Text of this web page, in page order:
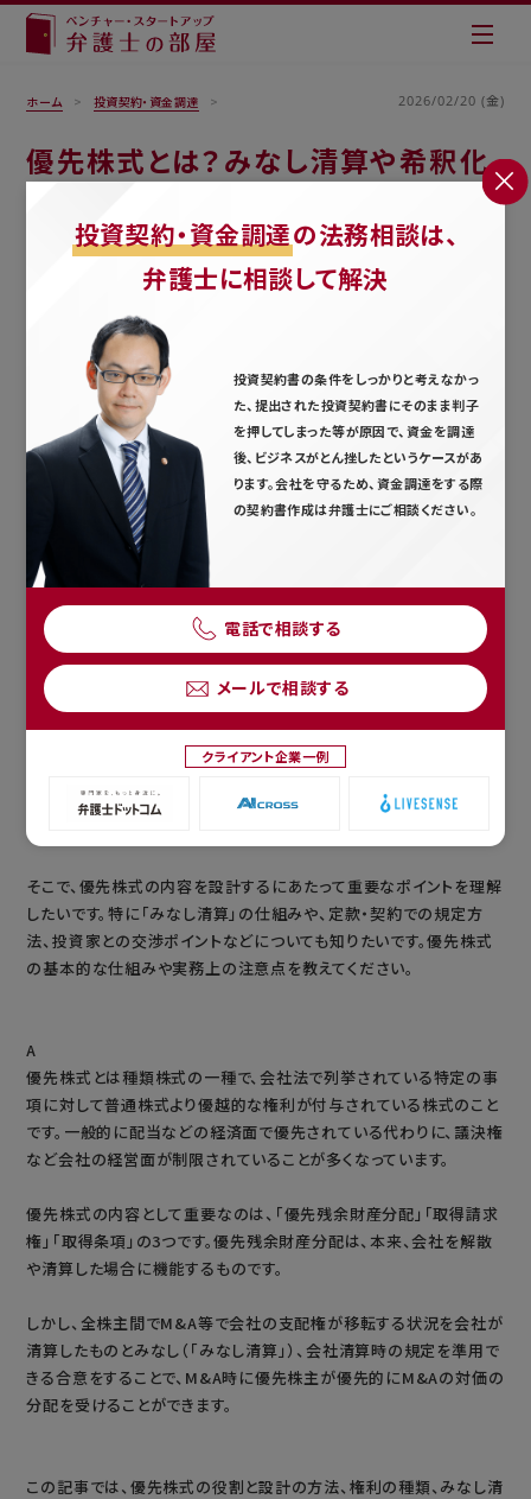
ホーム 投資契約・資金調達 2026/02/20 (金)
優先株式とは？みなし清算や希釈化
防止などスタートアップ資金調達の
重要設計を解説
を検討中です。しかし、優先株式の発行を条件とする契約内容が複雑
という用語もよくわからず、将来的に自分の持株比率にどう影響する
のかも不安です。
そこで、優先株式の内容を設計するにあたって重要なポイントを理解
したいです。特に「みなし清算」の仕組みや、定款・契約での規定方
法、投資家との交渉ポイントなどについても知りたいです。優先株式
の基本的な仕組みや実務上の注意点を教えてください。
A
優先株式とは種類株式の一種で、会社法で列挙されている特定の事
項に対して普通株式より優越的な権利が付与されている株式のこと
です。一般的に配当などの経済面で優先されている代わりに、議決権
など会社の経営面が制限されていることが多くなっています。
優先株式の内容として重要なのは、「優先残余財産分配」「取得請求
権」「取得条項」の3つです。優先残余財産分配は、本来、会社を解散
や清算した場合に機能するものです。
しかし、全株主間でM&A等で会社の支配権が移転する状況を会社が
清算したものとみなし（「みなし清算」）、会社清算時の規定を準用で
きる合意をすることで、M&A時に優先株主が優先的にM&Aの対価の
分配を受けることができます。
この記事では、優先株式の役割と設計の方法、権利の種類、みなし清
投資契約・資金調達の法務相談は、
弁護士に相談して解決
投資契約書の条件をしっかりと考えなかっ
た、提出された投資契約書にそのまま判子
を押してしまった等が原因で、資金を調達
後、ビジネスがとん挫したというケースがあ
ります。会社を守るため、資金調達をする際
の契約書作成は弁護士にご相談ください。
電話で相談する
メールで相談する
クライアント企業一例